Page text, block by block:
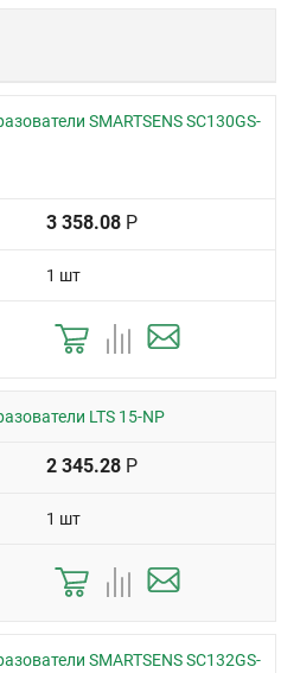
SMARTSENS SC130GS-
3 358.08 Р
1 шт
LTS 15-NP
2 345.28 Р
1 шт
SMARTSENS SC132GS-